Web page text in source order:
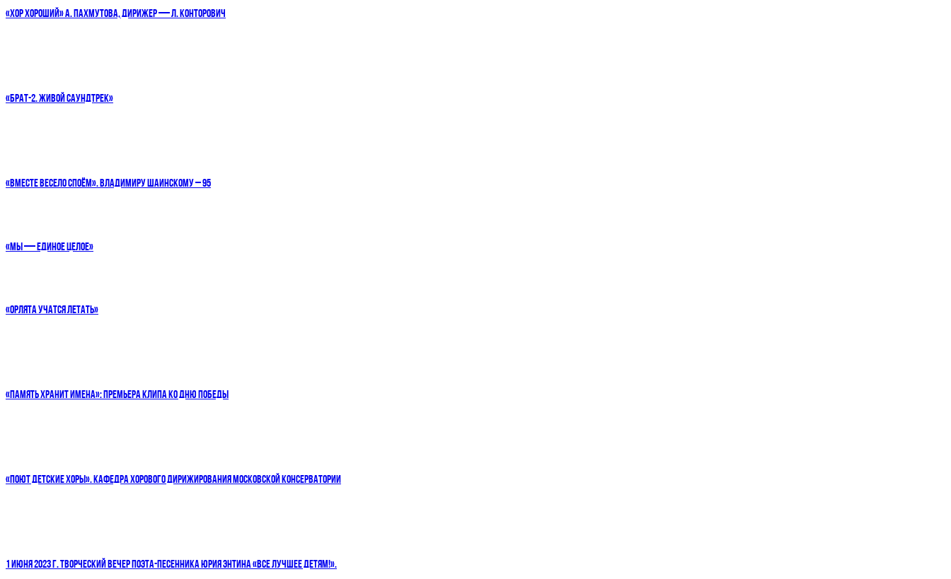
«ХОР ХОРОШИЙ» А. ПАХМУТОВА, ДИРИЖЕР — Л. КОНТОРОВИЧ
«БРАТ-2. ЖИВОЙ САУНДТРЕК»
«ВМЕСТЕ ВЕСЕЛО СПОЁМ». ВЛАДИМИРУ ШАИНСКОМУ – 95
«МЫ — ЕДИНОЕ ЦЕЛОЕ»
«ОРЛЯТА УЧАТСЯ ЛЕТАТЬ»
«ПАМЯТЬ ХРАНИТ ИМЕНА»: ПРЕМЬЕРА КЛИПА КО ДНЮ ПОБЕДЫ
«ПОЮТ ДЕТСКИЕ ХОРЫ». КАФЕДРА ХОРОВОГО ДИРИЖИРОВАНИЯ МОСКОВСКОЙ КОНСЕРВАТОРИИ
1 ИЮНЯ 2023 Г. ТВОРЧЕСКИЙ ВЕЧЕР ПОЭТА-ПЕСЕННИКА ЮРИЯ ЭНТИНА «ВСЕ ЛУЧШЕЕ ДЕТЯМ!».